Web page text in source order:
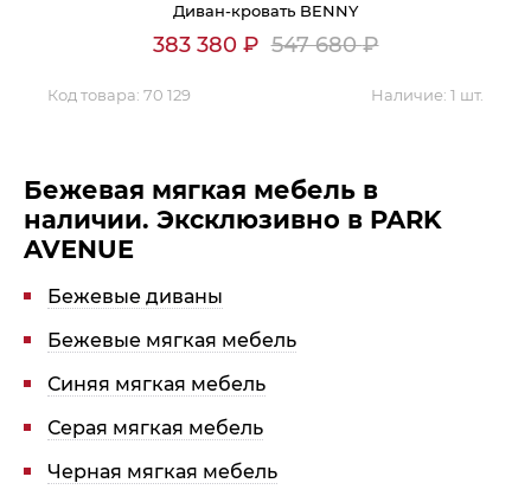
Диван-кровать BENNY
383 380 ₽ 547 680₽
Код товара: 70 129 Наличие: 1 шт.
Бежевая мягкая мебель в
наличии. Эксклюзивно в PARK
AVENUE
Бежевые диваны
Бежевые мягкая мебель
Синяя мягкая мебель
Серая мягкая мебель
Черная мягкая мебель